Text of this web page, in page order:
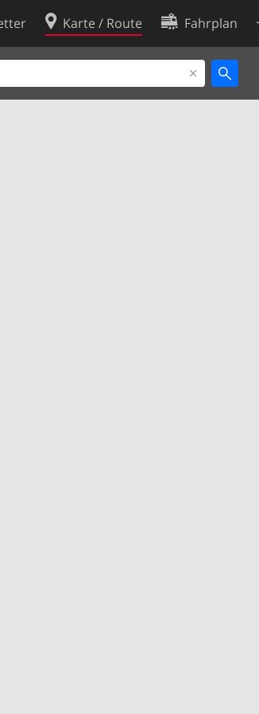
Karte / Route Fahrplan
Cookie-
Cookie-